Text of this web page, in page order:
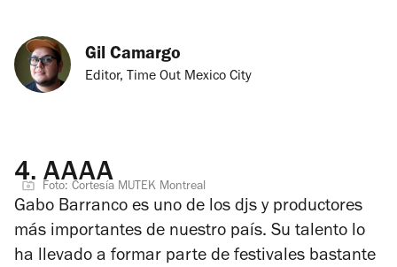
Gil Camargo
Editor, Time Out Mexico City
4. AAAA
Foto: Cortesía MUTEK Montreal
Gabo Barranco es uno de los djs y productores
más importantes de nuestro país. Su talento lo
ha llevado a formar parte de festivales bastante